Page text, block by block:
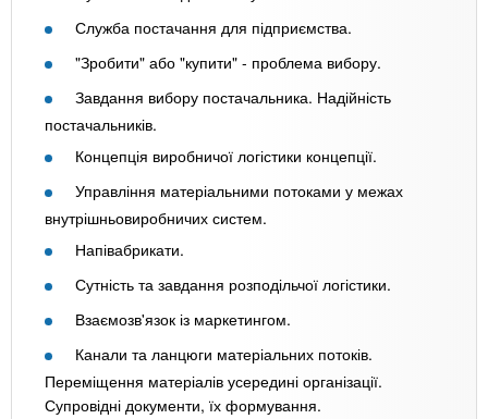
Служба постачання для підприємства.
"Зробити" або "купити" - проблема вибору.
Завдання вибору постачальника. Надійність
постачальників.
Концепція виробничої логістики концепції.
Управління матеріальними потоками у межах
внутрішньовиробничих систем.
Напівабрикати.
Сутність та завдання розподільчої логістики.
Взаємозв'язок із маркетингом.
Канали та ланцюги матеріальних потоків.
Переміщення матеріалів усередині організації.
Супровідні документи, їх формування.